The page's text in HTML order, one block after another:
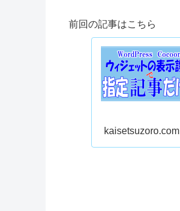
前回の記事はこちら
kaisetsuzoro.com